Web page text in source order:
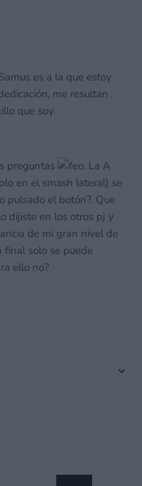
es a la que estoy
me resultan
que soy.
preguntas
. La A
en el smash lateral) se
pulsado el botón?. Que
dijiste en los otros pj y
de mi gran nivel de
final solo se puede
ello no?